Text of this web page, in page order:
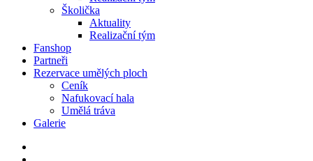
Školička
Aktuality
Realizační tým
Fanshop
Partneři
Rezervace umělých ploch
Ceník
Nafukovací hala
Umělá tráva
Galerie